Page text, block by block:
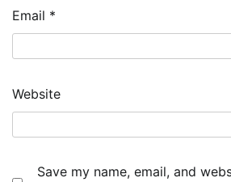
Email *
Website
Save my name, email, and